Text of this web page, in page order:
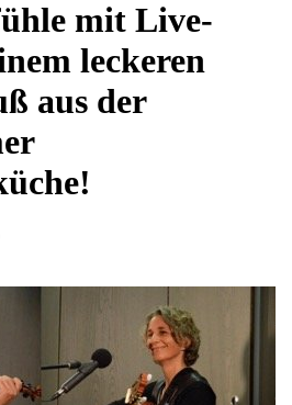
mit Live-
leckeren
aus der